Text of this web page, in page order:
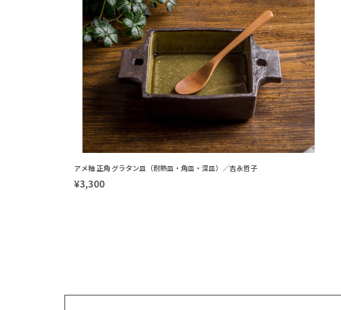
アメ釉 正角 グラタン皿（耐熱皿・角皿・深皿）／吉永哲子
¥3,300